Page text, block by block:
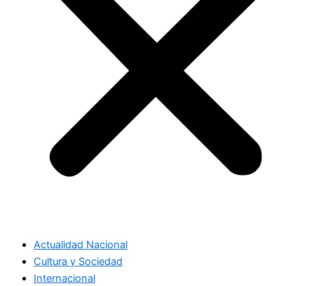
Actualidad Nacional
Cultura y Sociedad
Internacional